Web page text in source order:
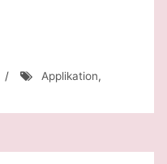
/ Applikation,